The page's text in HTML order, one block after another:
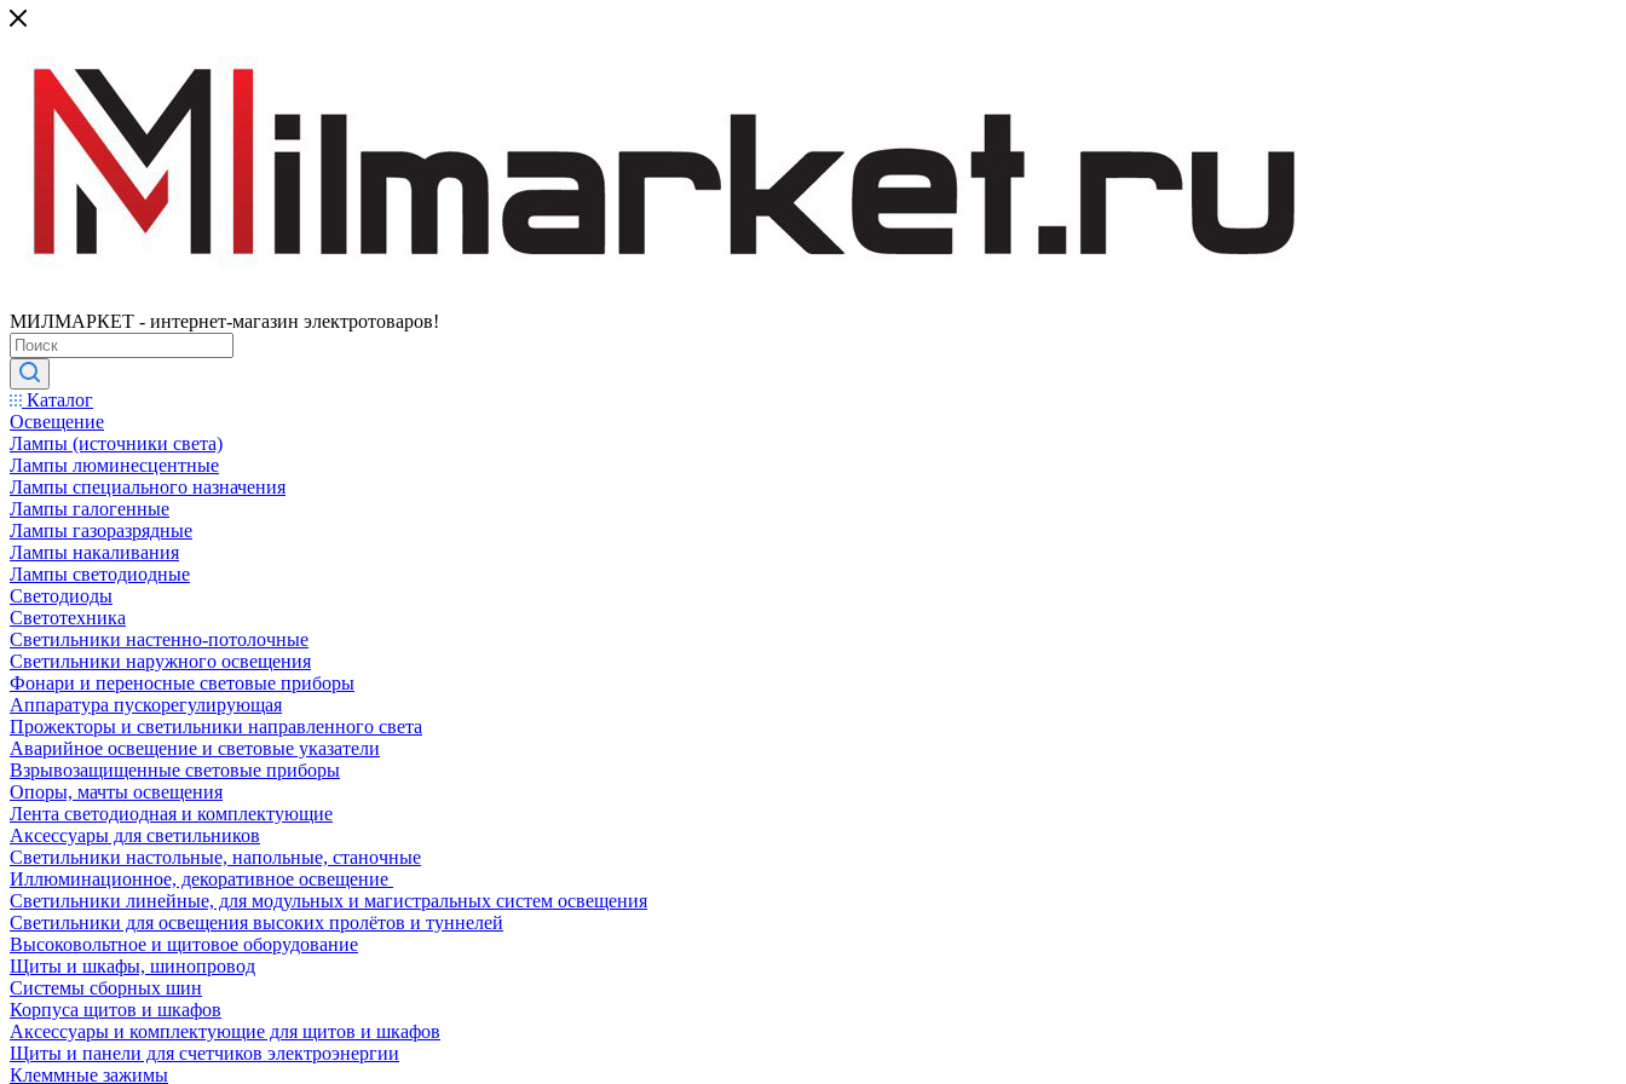
МИЛМАРКЕТ - интернет-магазин электротоваров!
Каталог
Освещение
Лампы (источники света)
Лампы люминесцентные
Лампы специального назначения
Лампы галогенные
Лампы газоразрядные
Лампы накаливания
Лампы светодиодные
Светодиоды
Светотехника
Светильники настенно-потолочные
Светильники наружного освещения
Фонари и переносные световые приборы
Аппаратура пускорегулирующая
Прожекторы и светильники направленного света
Аварийное освещение и световые указатели
Взрывозащищенные световые приборы
Опоры, мачты освещения
Лента светодиодная и комплектующие
Аксессуары для светильников
Светильники настольные, напольные, станочные
Иллюминационное, декоративное освещение
Светильники линейные, для модульных и магистральных систем освещения
Светильники для освещения высоких пролётов и туннелей
Высоковольтное и щитовое оборудование
Щиты и шкафы, шинопровод
Системы сборных шин
Корпуса щитов и шкафов
Аксессуары и комплектующие для щитов и шкафов
Щиты и панели для счетчиков электроэнергии
Клеммные зажимы